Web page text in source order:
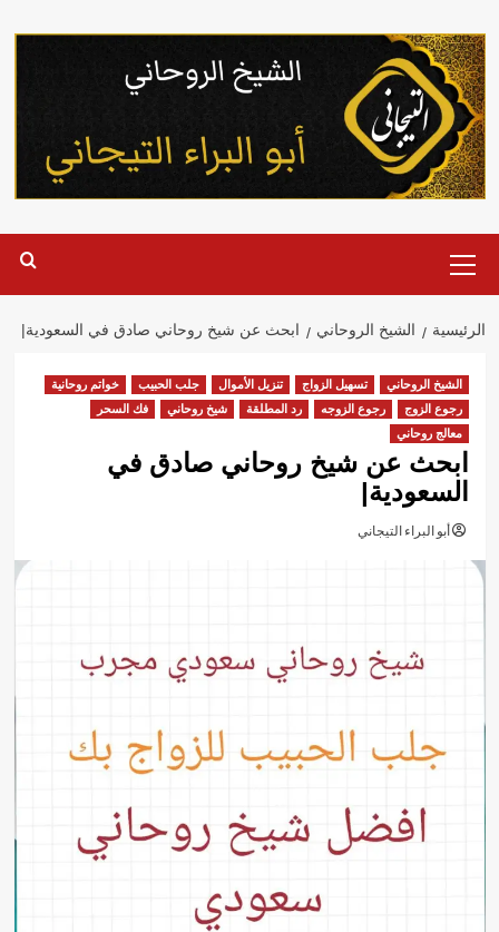
إلى
المحتوى
الرئيسية
الرئيسية الشيخ الروحاني ابحث عن شيخ روحاني صادق في السعودية|
الشيخ الروحاني تسهيل الزواج تنزيل الأموال جلب الحبيب
خواتم روحانية
رجوع الزوج
رجوع الزوجه رد المطلقة شيخ روحاني
فك السحر
معالج روحاني
ابحث عن شيخ روحاني صادق في
السعودية|
أبو البراء التيجاني